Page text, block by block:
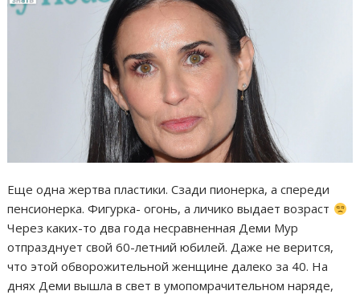
Еще одна жертва пластики. Сзади пионерка, а спереди
пенсионерка. Фигурка- огонь, а личико выдает возраст
Через каких-то два года несравненная Деми Мур
отпразднует свой 60-летний юбилей. Даже не верится,
что этой обворожительной женщине далеко за 40. На
днях Деми вышла в свет в умопомрачительном наряде,